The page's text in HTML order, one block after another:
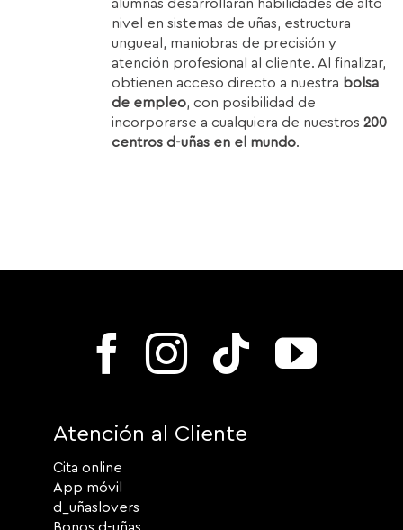
alumnas desarrollarán habilidades de alto
nivel en sistemas de uñas, estructura
ungueal, maniobras de precisión y
atención profesional al cliente. Al finalizar,
obtienen acceso directo a nuestra bolsa
de empleo, con posibilidad de
incorporarse a cualquiera de nuestros200
centros d-uñas en el mundo.
Atención al Cliente
Cita online
App móvil
d_uñaslovers